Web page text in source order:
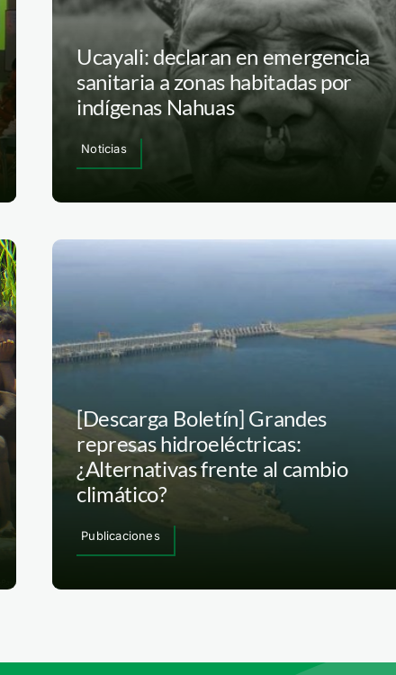
Ucayali: declaran en emergencia
sanitaria a zonas habitadas por
indígenas Nahuas
Noticias
[Descarga Boletín] Grandes
represas hidroeléctricas:
¿Alternativas frente al cambio
climático?
Publicaciones